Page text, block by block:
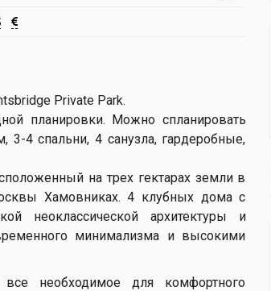
Private Park.
планировки. Можно спланировать
4 спальни, 4 санузла, гардеробные,
на трех гектарах земли в
Хамовниках. 4 клубных дома с
неоклассической архитектуры и
минимализма и высокими
необходимое для комфортного